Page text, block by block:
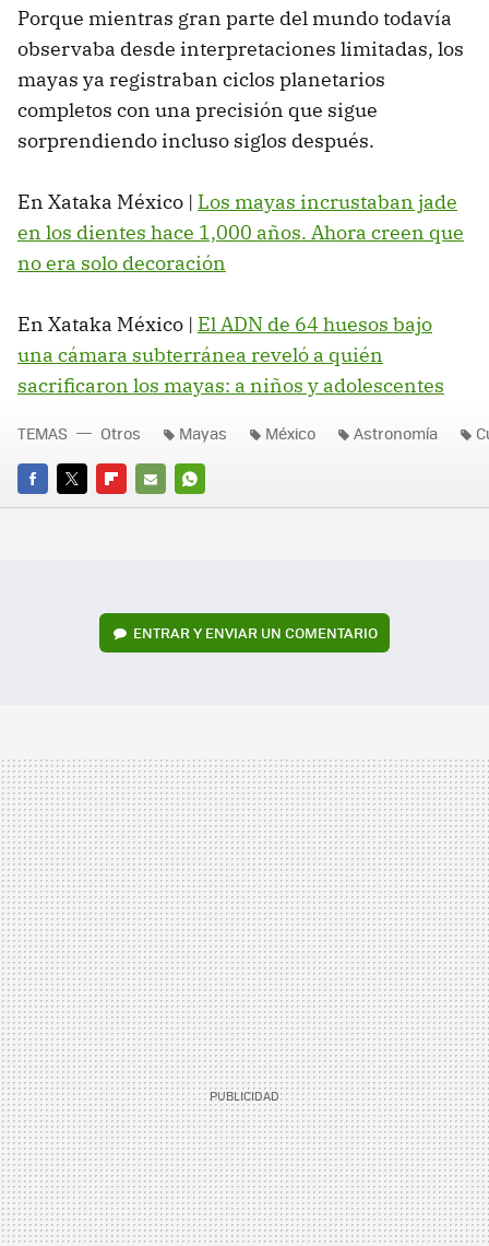
Porque mientras gran parte del mundo todavía
observaba desde interpretaciones limitadas, los
mayas ya registraban ciclos planetarios
completos con una precisión que sigue
sorprendiendo incluso siglos después.
En Xataka México | Los mayas incrustaban jade
en los dientes hace 1,000 años. Ahora creen que
no era solo decoración
En Xataka México | El ADN de 64 huesos bajo
una cámara subterránea reveló a quién
sacrificaron los mayas: a niños y adolescentes
FACEBOOK
TWITTERFLIPBOARD
E-
WHATSAPP
TEMAS Otros Mayas México Astronomía
ENTRAR Y ENVIAR UN COMENTARIO